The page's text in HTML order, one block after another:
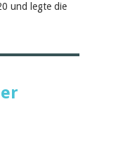
und legte die